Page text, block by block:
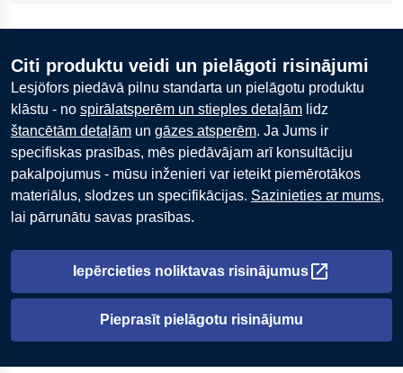
Citi produktu veidi un pielāgoti risinājumi
Lesjöfors piedāvā pilnu standarta un pielāgotu produktu
klāstu - no spirālatsperēm un stieples detaļām lidz
štancētām detaļām un gāzes atsperēm. Ja Jums ir
specifiskas prasības, mēs piedāvājam arī konsultāciju
pakalpojumus - mūsu inženieri var ieteikt piemērotākos
materiālus, slodzes un specifikācijas. Sazinieties ar mums,
lai pārrunātu savas prasības.
Iepērcieties noliktavas risinājumus
Atveras jaunā cilnē
Pieprasīt pielāgotu risinājumu